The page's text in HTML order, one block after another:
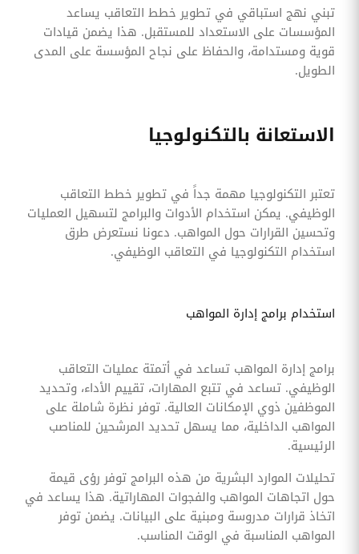
تبني نهج استباقي في تطوير خطط التعاقب يساعد
المؤسسات على الاستعداد للمستقبل. هذا يضمن قيادات
قوية ومستدامة، والحفاظ على نجاح المؤسسة على المدى
الطويل.
الاستعانة بالتكنولوجيا
تعتبر التكنولوجيا مهمة جداً في تطوير خطط التعاقب
الوظيفي. يمكن استخدام الأدوات والبرامج لتسهيل العمليات
وتحسين القرارات حول المواهب. دعونا نستعرض طرق
استخدام التكنولوجيا في التعاقب الوظيفي.
استخدام برامج إدارة المواهب
برامج إدارة المواهب تساعد في أتمتة عمليات التعاقب
الوظيفي. تساعد في تتبع المهارات، تقييم الأداء، وتحديد
الموظفين ذوي الإمكانات العالية. توفر نظرة شاملة على
المواهب الداخلية، مما يسهل تحديد المرشحين للمناصب
الرئيسية.
تحليلات الموارد البشرية من هذه البرامج توفر رؤى قيمة
حول اتجاهات المواهب والفجوات المهاراتية. هذا يساعد في
اتخاذ قرارات مدروسة ومبنية على البيانات. يضمن توفر
المواهب المناسبة في الوقت المناسب.